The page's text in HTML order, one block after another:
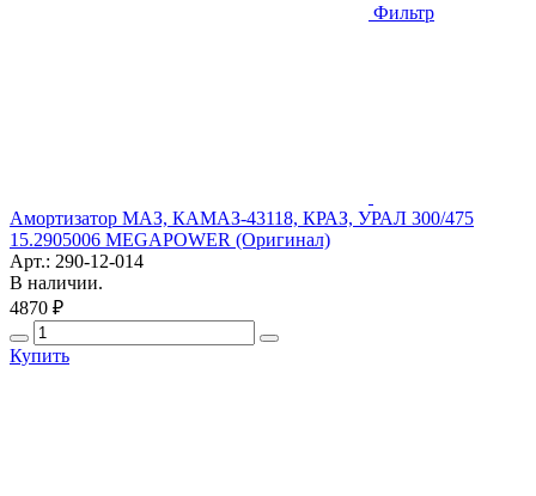
Фильтр
Амортизатор МАЗ, КАМАЗ-43118, КРАЗ, УРАЛ 300/475
15.2905006 MEGAPOWER (Оригинал)
Арт.: 290-12-014
В наличии.
4870 ₽
Купить